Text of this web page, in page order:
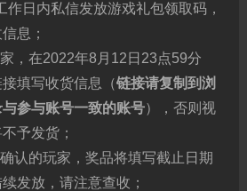
作日内私信发放游戏礼包领取码，
息；
，在2022年8月12日23点59分
填写收货信息（链接请复制到浏
参与账号一致的账号），否则视
予发货；
认的玩家，奖品将填写截止日期
发放，请注意查收；